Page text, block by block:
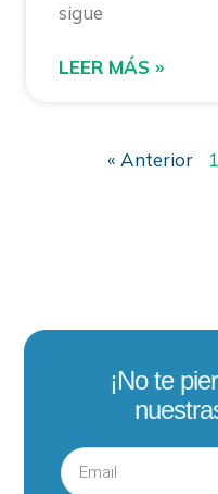
sigue
LEER MÁS »
« Anterior 1
¡No te